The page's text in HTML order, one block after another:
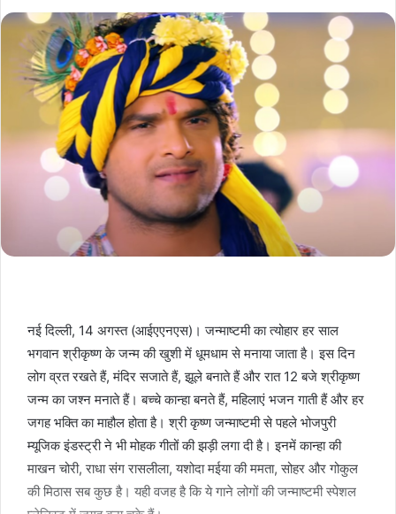
नई दिल्ली, 14 अगस्त (आईएएनएस)। जन्माष्टमी का त्योहार हर साल
भगवान श्रीकृष्ण के जन्म की खुशी में धूमधाम से मनाया जाता है। इस दिन
लोग व्रत रखते हैं, मंदिर सजाते हैं, झूले बनाते हैं और रात 12 बजे श्रीकृष्ण
जन्म का जश्न मनाते हैं। बच्चे कान्हा बनते हैं, महिलाएं भजन गाती हैं और हर
जगह भक्ति का माहौल होता है। श्री कृष्ण जन्माष्टमी से पहले भोजपुरी
म्यूजिक इंडस्ट्री ने भी मोहक गीतों की झड़ी लगा दी है। इनमें कान्हा की
माखन चोरी, राधा संग रासलीला, यशोदा मईया की ममता, सोहर और गोकुल
की मिठास सब कुछ है। यही वजह है कि ये गाने लोगों की जन्माष्टमी स्पेशल